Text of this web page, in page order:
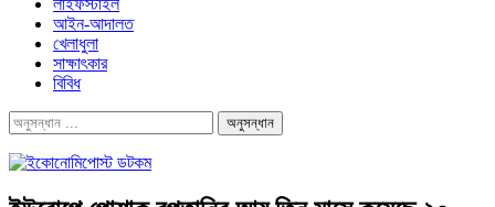
লাইফস্টাইল
আইন-আদালত
খেলাধুলা
সাক্ষাৎকার
বিবিধ